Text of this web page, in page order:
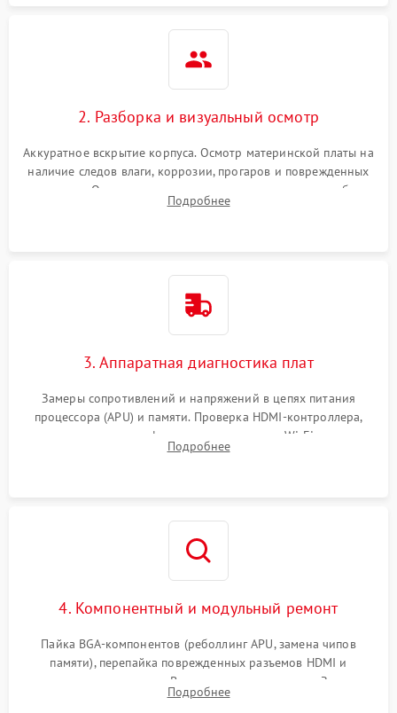
2. Разборка и визуальный осмотр
Аккуратное вскрытие корпуса. Осмотр материнской платы на
наличие следов влаги, коррозии, прогаров и поврежденных
элементов. Оценка состояния системы охлаждения, турбины
кулера и степени загрязнения радиатора пылью.
Подробнее
3. Аппаратная диагностика плат
Замеры сопротивлений и напряжений в цепях питания
процессора (APU) и памяти. Проверка HDMI-контроллера,
микросхем флеш-памяти и модуля Wi-Fi
Подробнее
4. Компонентный и модульный ремонт
Пайка BGA-компонентов (реболлинг APU, замена чипов
памяти), перепайка поврежденных разъемов HDMI и
контроллеров питания. Восстановление дорожек. Замена
неисправного жесткого диска, SSD или лазерной головки
Подробнее